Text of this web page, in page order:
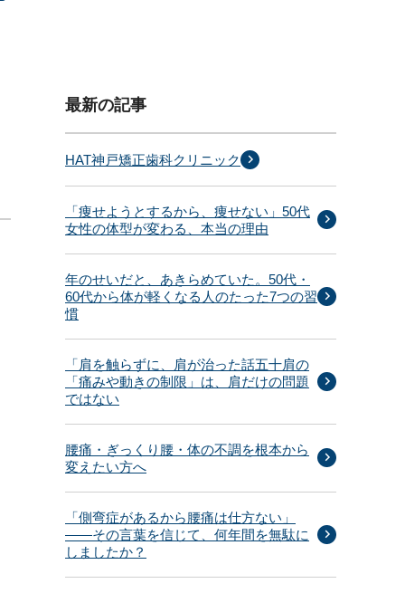
最新の記事
HAT神戸矯正歯科クリニック
「痩せようとするから、痩せない」50代
女性の体型が変わる、本当の理由
年のせいだと、あきらめていた。50代・
60代から体が軽くなる人のたった7つの習
慣
「肩を触らずに、肩が治った話五十肩の
「痛みや動きの制限」は、肩だけの問題
ではない
腰痛・ぎっくり腰・体の不調を根本から
変えたい方へ
「側弯症があるから腰痛は仕方ない」
——その言葉を信じて、何年間を無駄に
しましたか？